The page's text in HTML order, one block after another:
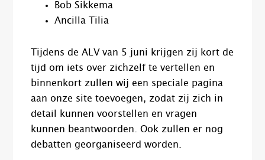
Bob Sikkema
Ancilla Tilia
Tijdens de ALV van 5 juni krijgen zij kort de
tijd om iets over zichzelf te vertellen en
binnenkort zullen wij een speciale pagina
aan onze site toevoegen, zodat zij zich in
detail kunnen voorstellen en vragen
kunnen beantwoorden. Ook zullen er nog
debatten georganiseerd worden.